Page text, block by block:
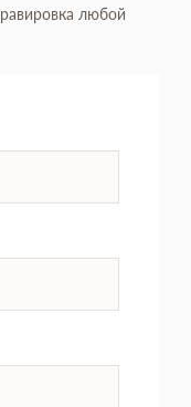
любой